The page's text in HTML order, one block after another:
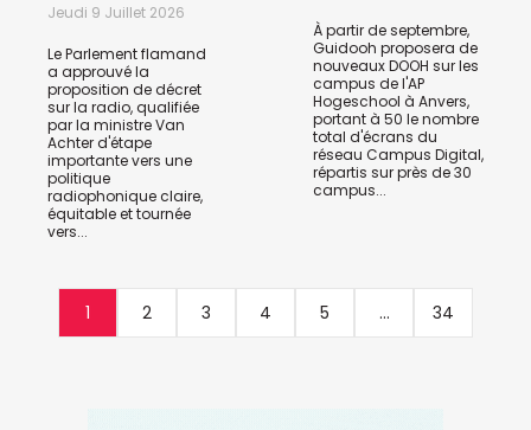
Jeudi 9 Juillet 2026
Le Parlement flamand
a approuvé la
proposition de décret
sur la radio, qualifiée
par la ministre Van
Achter d'étape
importante vers une
politique
radiophonique claire,
équitable et tournée
vers...
À partir de septembre,
Guidooh proposera de
nouveaux DOOH sur les
campus de l'AP
Hogeschool à Anvers,
portant à 50 le nombre
total d'écrans du
réseau Campus Digital,
répartis sur près de 30
campus...
1 2 3 4 5 ... 34